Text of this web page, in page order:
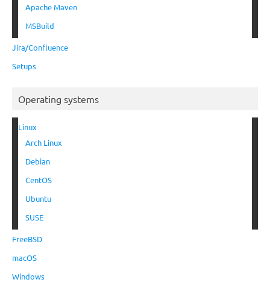
Apache Maven
MSBuild
Jira/Confluence
Setups
Operating systems
Linux
Arch Linux
Debian
CentOS
Ubuntu
SUSE
FreeBSD
macOS
Windows